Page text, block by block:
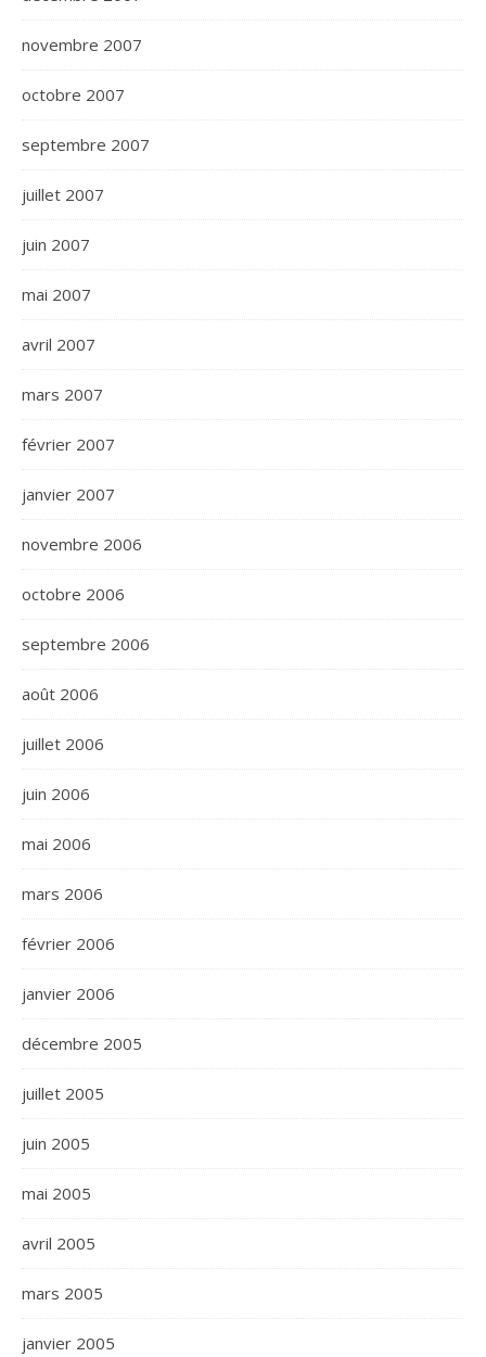
novembre 2007
octobre 2007
septembre 2007
juillet 2007
juin 2007
mai 2007
avril 2007
mars 2007
février 2007
janvier 2007
novembre 2006
octobre 2006
septembre 2006
août 2006
juillet 2006
juin 2006
mai 2006
mars 2006
février 2006
janvier 2006
décembre 2005
juillet 2005
juin 2005
mai 2005
avril 2005
mars 2005
janvier 2005